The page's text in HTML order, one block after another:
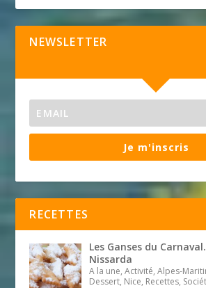
NEWSLETTER
Je m'inscris
RECETTES
Les Ganses du
Nissarda
A la une, Activité, Alpes-
Dessert, Nice, Recettes,